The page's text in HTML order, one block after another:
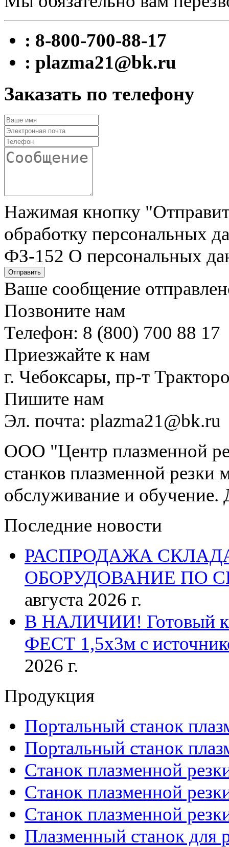
: 8-800-700-88-17
: plazma21@bk.ru
Заказать по телефону
Нажимая кнопку
обработку персональных
ФЗ-152 О персональных
Отправить
Ваше сообщение
Позвоните нам
Телефон: 8 (800) 700 88 17
Приезжайте к нам
г. Чебоксары, пр-т
Пишите нам
Эл. почта: plazma21@bk.ru
ООО "Центр плазменной
станков плазменной резки
обслуживание и обучение.
Последние новости
РАСПРОДАЖА
ОБОРУДОВАНИЕ ПО
августа 2026 г.
В НАЛИЧИИ! Готовый к
ФЕСТ 1,5х3м с
2026 г.
Продукция
Портальный станок
Портальный станок
Станок плазменной
Станок плазменной
Станок плазменной
Плазменный станок для